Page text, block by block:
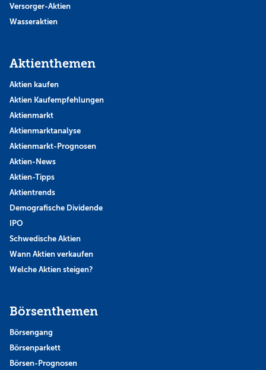
Versorger-Aktien
Wasseraktien
Aktienthemen
Aktien kaufen
Aktien Kaufempfehlungen
Aktienmarkt
Aktienmarktanalyse
Aktienmarkt-Prognosen
Aktien-News
Aktien-Tipps
Aktientrends
Demografische Dividende
IPO
Schwedische Aktien
Wann Aktien verkaufen
Welche Aktien steigen?
Börsenthemen
Börsengang
Börsenparkett
Börsen-Prognosen